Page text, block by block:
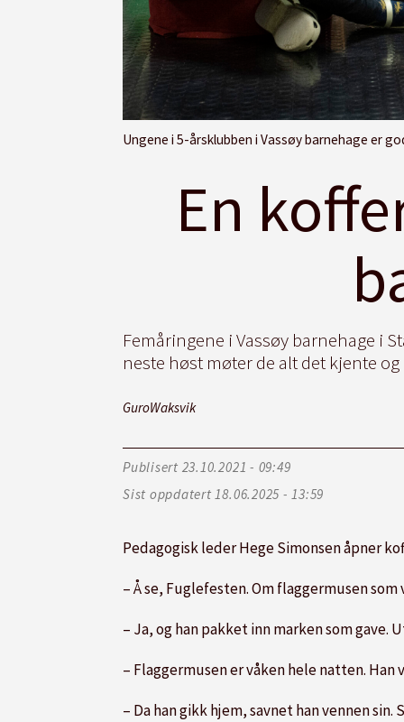
Ungene i 5-årsklubben i Vassøy barnehage er godt
En
Femåringene i Vassøy barnehage i
neste høst møter de alt det kjente
GuroWaksvik
Publisert
23.10.2021 - 09:49
Sist oppdatert
18.06.2025 - 13:59
Pedagogisk leder Hege Simonsen åpner
– Å se, Fuglefesten. Om flaggermusen
– Ja, og han pakket inn marken som gave.
– Flaggermusen er våken hele natten.
– Da han gikk hjem, savnet han vennen sin.